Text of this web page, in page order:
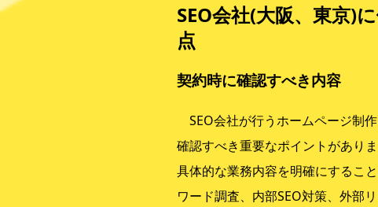
SEO会社(大阪、東京)
点
契約時に確認すべき内容
SEO会社が行うホームページ制
確認すべき重要なポイントがあり
具体的な業務内容を明確にするこ
ワード調査、内部SEO対策、外部